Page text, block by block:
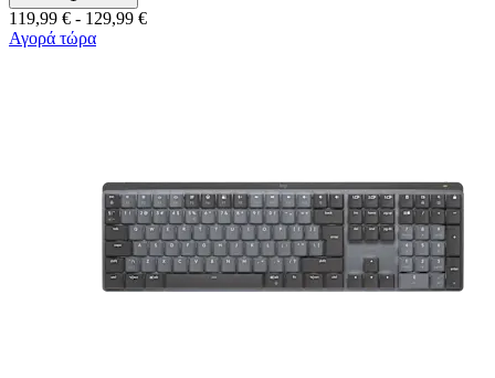
119,99 € - 129,99 €
Αγορά τώρα